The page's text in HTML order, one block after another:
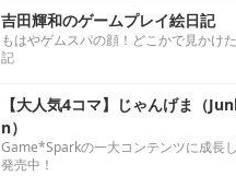
吉田輝和のゲームプレイ絵日記
もはやゲムスパの顔！どこかで見かけ
記
【大人気4コマ】じゃんげま（
n）
Game*Sparkの一大コンテンツに成長
発売中！